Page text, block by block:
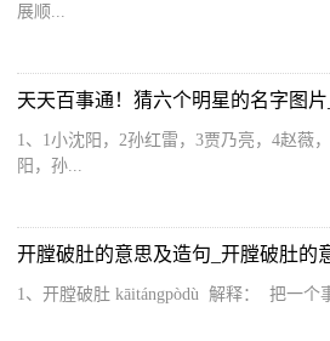
展顺...
天天百事通！猜六个明星的名字图
1、1小沈阳，2孙红雷，3贾乃亮，4赵薇
阳，孙...
开膛破肚的意思及造句_开膛破肚的
1、开膛破肚 kāitángpòdù 解释： 把一个